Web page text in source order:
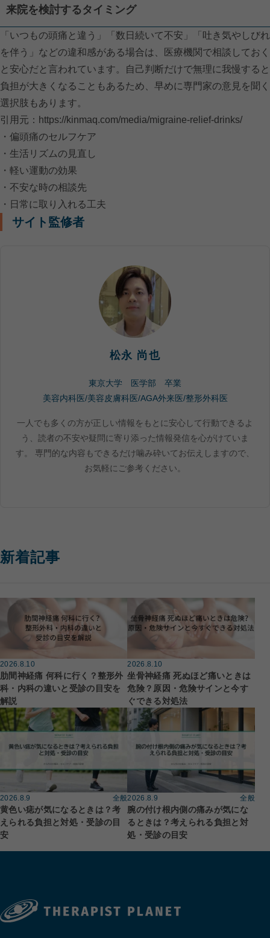
来院を検討するタイミング
「いつもの頭痛と違う」「数日続いて不安」「吐き気やしびれ
を伴う」などの違和感がある場合は、医療機関で相談しておく
と安心だと言われています。自己判断だけで無理に我慢すると
負担が大きくなることもあるため、早めに専門家の意見を聞く
選択肢もあります。
引用元： https://kinmaq.com/media/migraine-relief-drinks/
・偏頭痛のセルフケア
・生活リズムの見直し
・軽い運動の効果
・不安な時の相談先
・日常に取り入れる工夫
サイト監修者
松永 尚也
東京大学 医学部 卒業
美容内科医/美容皮膚科医/AGA外来医/整形外科医
一人でも多くの方が正しい情報をもとに安心して行動できるよ
う、読者の不安や疑問に寄り添った情報発信を心がけていま
す。 専門的な内容もできるだけ噛み砕いてお伝えしますので、
お気軽にご参考ください。
新着記事
2026.8.10
肋間神経痛 何科に行く？整形外
科・内科の違いと受診の目安を
解説
2026.8.10
坐骨神経痛 死ぬほど痛いときは
危険？原因・危険サインと今す
ぐできる対処法
2026.8.9 全般
黄色い痣が気になるときは？考
えられる負担と対処・受診の目
安
2026.8.9 全般
腕の付け根内側の痛みが気にな
るときは？考えられる負担と対
処・受診の目安